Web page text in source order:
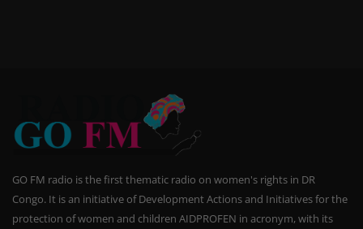
GO FM radio is the first thematic radio on women's rights in DR
Congo. It is an initiative of Development Actions and Initiatives for the
protection of women and children AIDPROFEN in acronym, with its